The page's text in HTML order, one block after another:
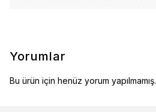
Yorumlar
Bu ürün için henüz yorum yapılmamış.